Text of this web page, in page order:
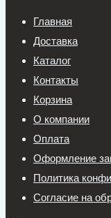
Главная
Доставка
Каталог
Контакты
Корзина
О компании
Оплата
Оформление
Политика
Согласие на